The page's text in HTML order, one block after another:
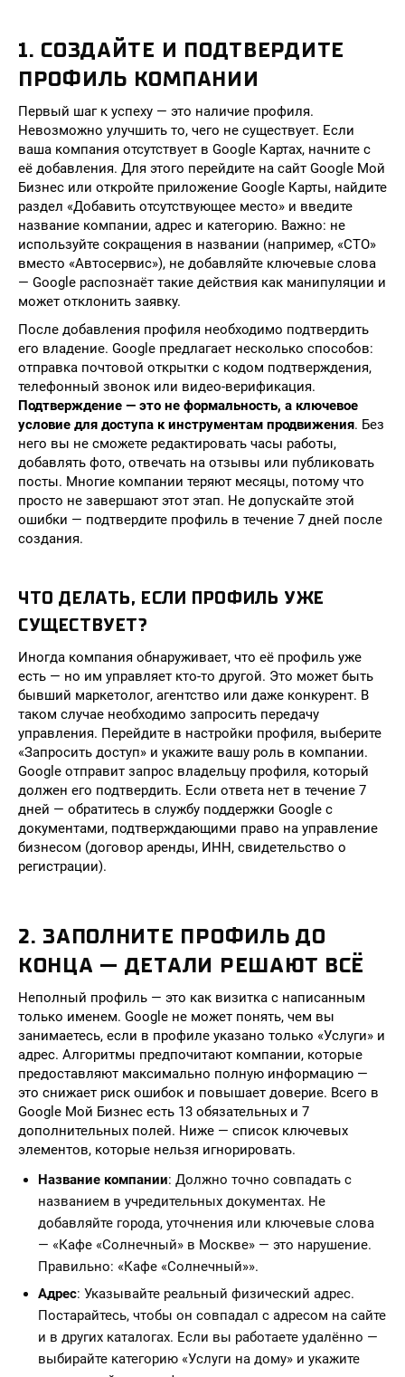
1. СОЗДАЙТЕ И ПОДТВЕРДИТЕ
ПРОФИЛЬ КОМПАНИИ
Первый шаг к успеху — это наличие профиля.
Невозможно улучшить то, чего не существует. Если
ваша компания отсутствует в Google Картах, начните с
её добавления. Для этого перейдите на сайт Google Мой
Бизнес или откройте приложение Google Карты, найдите
раздел «Добавить отсутствующее место» и введите
название компании, адрес и категорию. Важно: не
используйте сокращения в названии (например, «СТО»
вместо «Автосервис»), не добавляйте ключевые слова
— Google распознаёт такие действия как манипуляции и
может отклонить заявку.
После добавления профиля необходимо подтвердить
его владение. Google предлагает несколько способов:
отправка почтовой открытки с кодом подтверждения,
телефонный звонок или видео-верификация.
Подтверждение — это не формальность, а ключевое
условие для доступа к инструментам продвижения. Без
него вы не сможете редактировать часы работы,
добавлять фото, отвечать на отзывы или публиковать
посты. Многие компании теряют месяцы, потому что
просто не завершают этот этап. Не допускайте этой
ошибки — подтвердите профиль в течение 7 дней после
создания.
ЧТО ДЕЛАТЬ, ЕСЛИ ПРОФИЛЬ УЖЕ
СУЩЕСТВУЕТ?
Иногда компания обнаруживает, что её профиль уже
есть — но им управляет кто-то другой. Это может быть
бывший маркетолог, агентство или даже конкурент. В
таком случае необходимо запросить передачу
управления. Перейдите в настройки профиля, выберите
«Запросить доступ» и укажите вашу роль в компании.
Google отправит запрос владельцу профиля, который
должен его подтвердить. Если ответа нет в течение 7
дней — обратитесь в службу поддержки Google с
документами, подтверждающими право на управление
бизнесом (договор аренды, ИНН, свидетельство о
регистрации).
2. ЗАПОЛНИТЕ ПРОФИЛЬ ДО
КОНЦА — ДЕТАЛИ РЕШАЮТ ВСЁ
Неполный профиль — это как визитка с написанным
только именем. Google не может понять, чем вы
занимаетесь, если в профиле указано только «Услуги» и
адрес. Алгоритмы предпочитают компании, которые
предоставляют максимально полную информацию —
это снижает риск ошибок и повышает доверие. Всего в
Google Мой Бизнес есть 13 обязательных и 7
дополнительных полей. Ниже — список ключевых
элементов, которые нельзя игнорировать.
Название компании: Должно точно совпадать с
названием в учредительных документах. Не
добавляйте города, уточнения или ключевые слова
— «Кафе «Солнечный» в Москве» — это нарушение.
Правильно: «Кафе «Солнечный»».
Адрес: Указывайте реальный физический адрес.
Постарайтесь, чтобы он совпадал с адресом на сайте
и в других каталогах. Если вы работаете удалённо —
выбирайте категорию «Услуги на дому» и укажите